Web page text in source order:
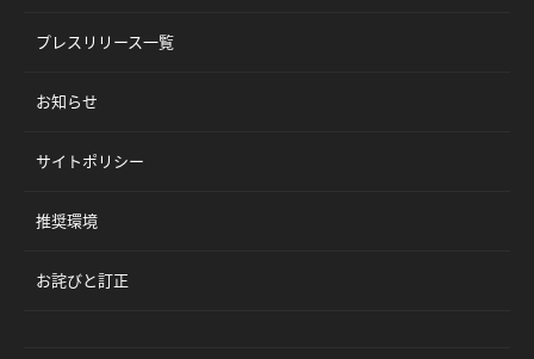
プレスリリース一覧
お知らせ
サイトポリシー
推奨環境
お詫びと訂正